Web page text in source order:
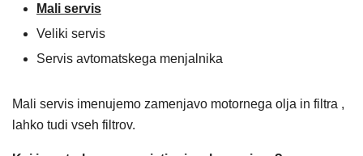
Mali servis
Veliki servis
Servis avtomatskega menjalnika
Mali servis imenujemo zamenjavo motornega olja in filtra ,
lahko tudi vseh filtrov.